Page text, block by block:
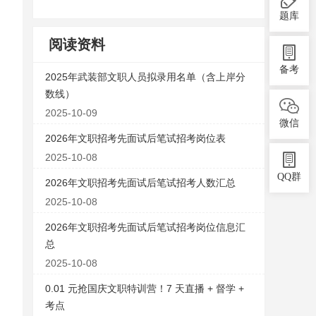
阅读资料
2025年武装部文职人员拟录用名单（含上岸分
数线）
2025-10-09
2026年文职招考先面试后笔试招考岗位表
2025-10-08
2026年文职招考先面试后笔试招考人数汇总
2025-10-08
2026年文职招考先面试后笔试招考岗位信息汇
总
2025-10-08
0.01 元抢国庆文职特训营！7 天直播 + 督学 +
考点
题库
备考
微信
QQ群